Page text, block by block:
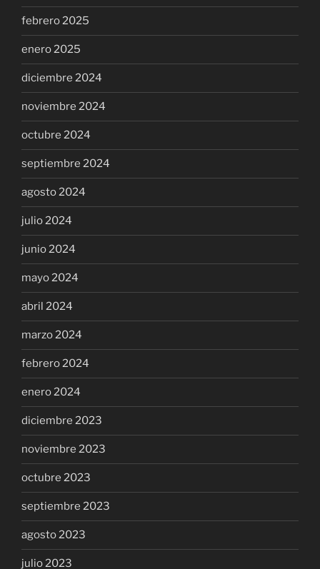
febrero 2025
enero 2025
diciembre 2024
noviembre 2024
octubre 2024
septiembre 2024
agosto 2024
julio 2024
junio 2024
mayo 2024
abril 2024
marzo 2024
febrero 2024
enero 2024
diciembre 2023
noviembre 2023
octubre 2023
septiembre 2023
agosto 2023
julio 2023